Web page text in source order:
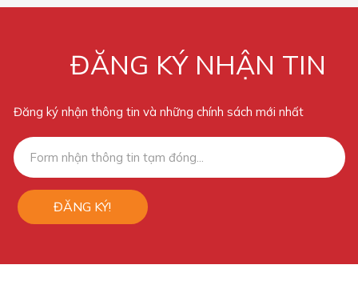
ĐĂNG KÝ NHẬN TIN
Đăng ký nhận thông tin và những chính sách mới nhất
ĐĂNG KÝ!